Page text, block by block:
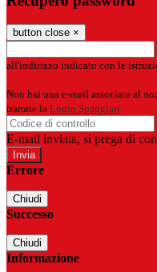
button close ×
all'indirizzo indicato con le
Non hai una e-mail associata al
tramite la Login Spaggiari
E-mail inviata, si prega di
Errore
Chiudi
Successo
Chiudi
Informazione